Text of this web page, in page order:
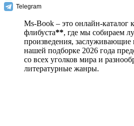
Telegram
Ms-Book – это онлайн-каталог
флибуста**, где мы собираем
произведения,
нашей подборке 2026 года
со всех уголков мира и
литературные жанры.